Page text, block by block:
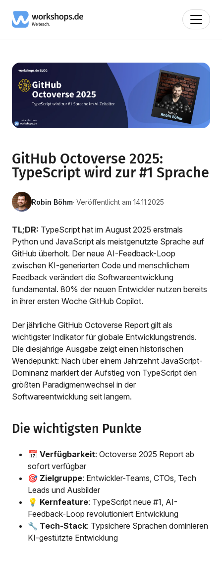
GitHub Octoverse 2025:
TypeScript wird zur #1 Sprache
Robin Böhm· Veröffentlicht am 14.11.2025
TL;DR: TypeScript hat im August 2025 erstmals
Python und JavaScript als meistgenutzte Sprache auf
GitHub überholt. Der neue AI-Feedback-Loop
zwischen KI-generierten Code und menschlichem
Feedback verändert die Softwareentwicklung
fundamental. 80% der neuen Entwickler nutzen bereits
in ihrer ersten Woche GitHub Copilot.
Der jährliche GitHub Octoverse Report gilt als
wichtigster Indikator für globale Entwicklungstrends.
Die diesjährige Ausgabe zeigt einen historischen
Wendepunkt: Nach über einem Jahrzehnt JavaScript-
Dominanz markiert der Aufstieg von TypeScript den
größten Paradigmenwechsel in der
Softwareentwicklung seit langem.
Die wichtigsten Punkte
📅 Verfügbarkeit: Octoverse 2025 Report ab
sofort verfügbar
🎯 Zielgruppe: Entwickler-Teams, CTOs, Tech
Leads und Ausbilder
💡 Kernfeature: TypeScript neue #1, AI-
Feedback-Loop revolutioniert Entwicklung
🔧 Tech-Stack: Typsichere Sprachen dominieren
KI-gestützte Entwicklung